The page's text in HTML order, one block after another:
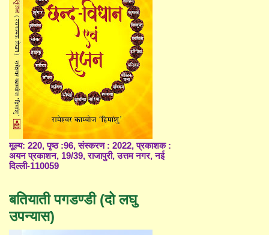
मूल्य: 220, पृष्ठ :96, संस्करण : 2022, प्रकाशक :
अयन प्रकाशन, 19/39, राजापुरी, उत्तम नगर, नई
दिल्ली-110059
बतियाती पगडण्डी (दो लघु
उपन्यास)